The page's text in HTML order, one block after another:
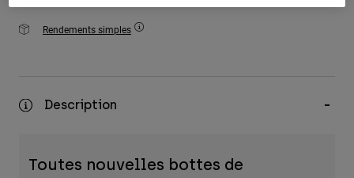
Rendements simples
Description
Toutes nouvelles bottes de